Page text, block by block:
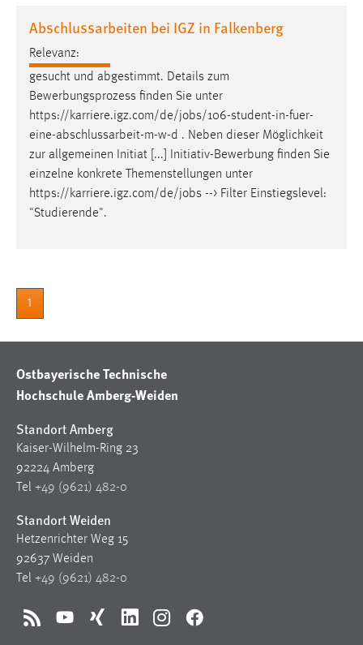
Abschlussarbeiten bei IGZ in Falkenberg
Relevanz:
gesucht und abgestimmt. Details zum
Bewerbungsprozess finden Sie unter
https://karriere.igz.com/de/jobs/106-student-in-fuer-
eine-abschlussarbeit-m-w-d . Neben dieser Möglichkeit
zur allgemeinen Initiat [...] Initiativ-Bewerbung finden Sie
einzelne konkrete Themenstellungen unter
https://karriere.igz.com/de/jobs --> Filter Einstiegslevel:
"Studierende".
1
Ostbayerische Technische
Hochschule Amberg-Weiden
Standort Amberg
Kaiser-Wilhelm-Ring 23
92224 Amberg
Tel +49 (9621) 482-0
Standort Weiden
Hetzenrichter Weg 15
92637 Weiden
Tel +49 (9621) 482-0
RSS YouTubeXing LinkedInInstagramFacebook
staticfilecache
Zweck:
Für performante Seitenauslieferung wird in diesem Cookie
gespeichert, ob man eingeloggt ist.
Sprachpräferenz
Name:
site-language-preference
Zweck:
Name:
chat-frame-style-5e9dbeb1811c0446
Zweck:
Wird benötigt um die Chatfunktion nutzen zu können.
Cookie Laufzeit:
MibewSessionID, mibew-chat-frame-style-
5e9dbeb1811c0446 = Sitzungslaufzeit, mibew_locale = 3
Jahre, MIBEW_UserID = 1 Jahr
Login
Name:
fe_user, be_user, be_lastLoginProvider